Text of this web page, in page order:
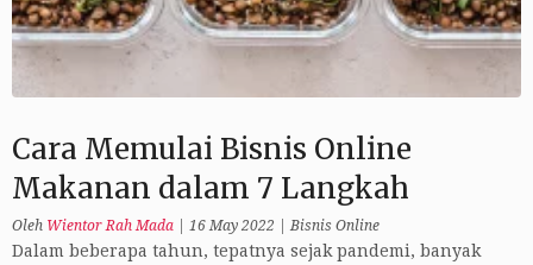
Cara Memulai Bisnis Online
Makanan dalam 7 Langkah
Oleh Wientor Rah Mada 16 May 2022 Bisnis Online
Dalam beberapa tahun, tepatnya sejak pandemi, banyak